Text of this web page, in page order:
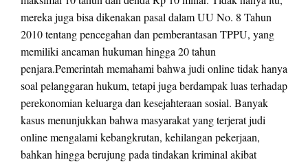
mereka juga bisa dikenakan pasal dalam UU No. 8 Tahun
2010 tentang pencegahan dan pemberantasan TPPU, yang
memiliki ancaman hukuman hingga 20 tahun
penjara.Pemerintah memahami bahwa judi online tidak hanya
soal pelanggaran hukum, tetapi juga berdampak luas terhadap
perekonomian keluarga dan kesejahteraan sosial. Banyak
kasus menunjukkan bahwa masyarakat yang terjerat judi
online mengalami kebangkrutan, kehilangan pekerjaan,
bahkan hingga berujung pada tindakan kriminal akibat